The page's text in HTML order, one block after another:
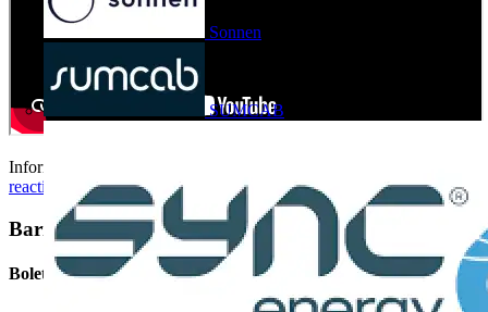
Sonnen
SUMCAB
Información completa en:
reactiva/
Barra lateral
Boletín informativo